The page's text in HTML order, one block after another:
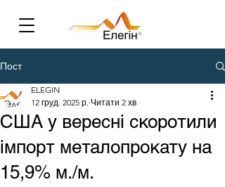
Пост
США у вересні скоротили
імпорт металопрокату на
15,9% м./м.
ELEGIN
12 груд. 2025 р. Читати 2 хв